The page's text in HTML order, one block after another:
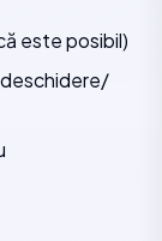
este posibil)
deschidere/